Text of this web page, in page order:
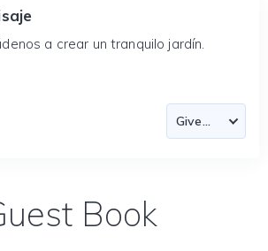
a crear un tranquilo jardín.
Book